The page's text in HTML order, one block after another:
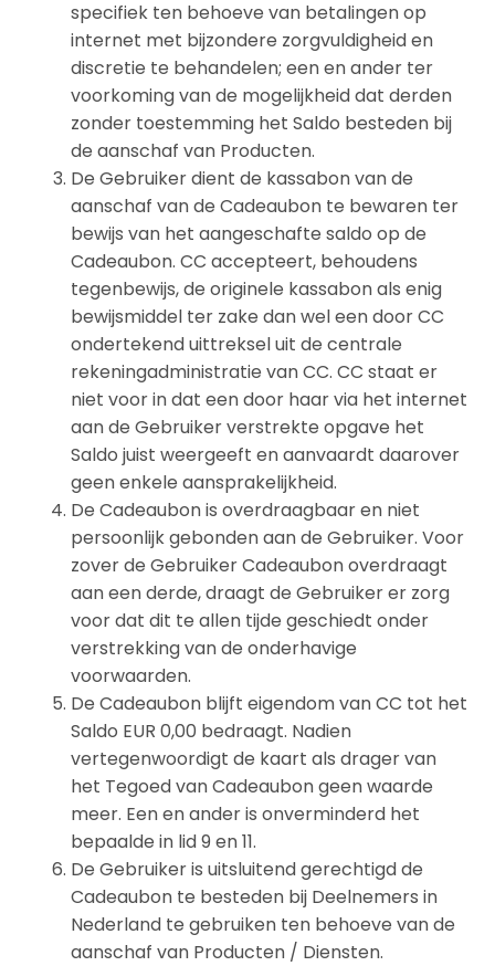
specifiek ten behoeve van betalingen op
internet met bijzondere zorgvuldigheid en
discretie te behandelen; een en ander ter
voorkoming van de mogelijkheid dat derden
zonder toestemming het Saldo besteden bij
de aanschaf van Producten.
De Gebruiker dient de kassabon van de
aanschaf van de Cadeaubon te bewaren ter
bewijs van het aangeschafte saldo op de
Cadeaubon. CC accepteert, behoudens
tegenbewijs, de originele kassabon als enig
bewijsmiddel ter zake dan wel een door CC
ondertekend uittreksel uit de centrale
rekeningadministratie van CC. CC staat er
niet voor in dat een door haar via het internet
aan de Gebruiker verstrekte opgave het
Saldo juist weergeeft en aanvaardt daarover
geen enkele aansprakelijkheid.
De Cadeaubon is overdraagbaar en niet
persoonlijk gebonden aan de Gebruiker. Voor
zover de Gebruiker Cadeaubon overdraagt
aan een derde, draagt de Gebruiker er zorg
voor dat dit te allen tijde geschiedt onder
verstrekking van de onderhavige
voorwaarden.
De Cadeaubon blijft eigendom van CC tot het
Saldo EUR 0,00 bedraagt. Nadien
vertegenwoordigt de kaart als drager van
het Tegoed van Cadeaubon geen waarde
meer. Een en ander is onverminderd het
bepaalde in lid 9 en 11.
De Gebruiker is uitsluitend gerechtigd de
Cadeaubon te besteden bij Deelnemers in
Nederland te gebruiken ten behoeve van de
aanschaf van Producten / Diensten.